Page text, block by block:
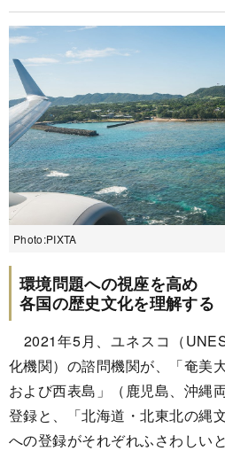
Photo:PIXTA
環境問題への視座を高め
各国の歴史文化を理解する
2021年5月、ユネスコ（
化機関）の諮問機関が、「奄美
および西表島」（鹿児島、沖縄
登録と、「北海道・北東北の縄
への登録がそれぞれふさわしい